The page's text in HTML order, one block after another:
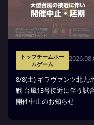
トップチームホー
ムゲーム
8/8(土) ギラヴァンツ北九
戦 台風13号接近に伴う試
開催中止のお知らせ